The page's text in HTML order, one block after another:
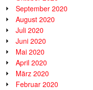
September 2020
August 2020
Juli 2020
Juni 2020
Mai 2020
April 2020
März 2020
Februar 2020